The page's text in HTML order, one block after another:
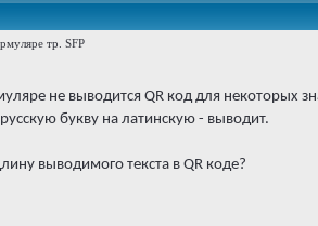
тр. SFP
не выводится QR код для
букву на латинскую - выводит.
выводимого текста в QR коде?